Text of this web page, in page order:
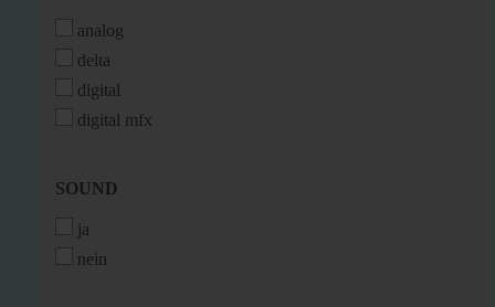
analog
delta
digital
digital mfx
SOUND
SOUND
ja
nein